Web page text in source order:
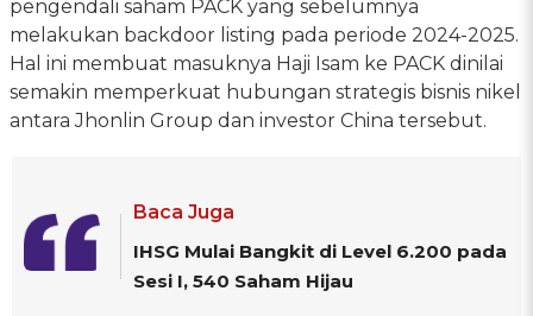
pengendali saham PACK yang sebelumnya
melakukan backdoor listing pada periode 2024-2025.
Hal ini membuat masuknya Haji Isam ke PACK dinilai
semakin memperkuat hubungan strategis bisnis nikel
antara Jhonlin Group dan investor China tersebut.
Baca Juga
IHSG Mulai Bangkit di Level 6.200 pada
Sesi I, 540 Saham Hijau